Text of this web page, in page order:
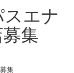
エナ
集